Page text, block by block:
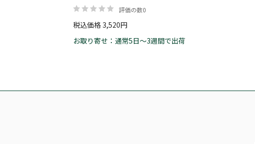
評価の数0
税込価格 3,520円
お取り寄せ：通常5日～3週間で出荷